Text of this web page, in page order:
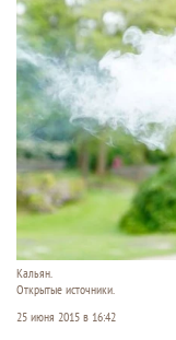
Кальян.
Открытые источники.
25 июня 2015 в 16:42